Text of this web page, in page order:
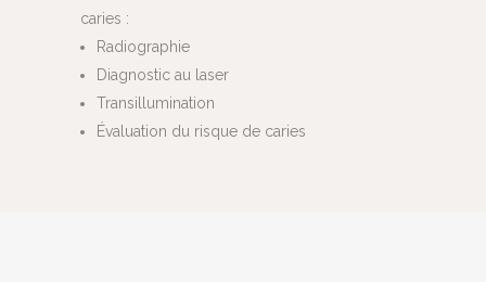
caries :
Radiographie
Diagnostic au laser
Transillumination
Évaluation du risque de caries